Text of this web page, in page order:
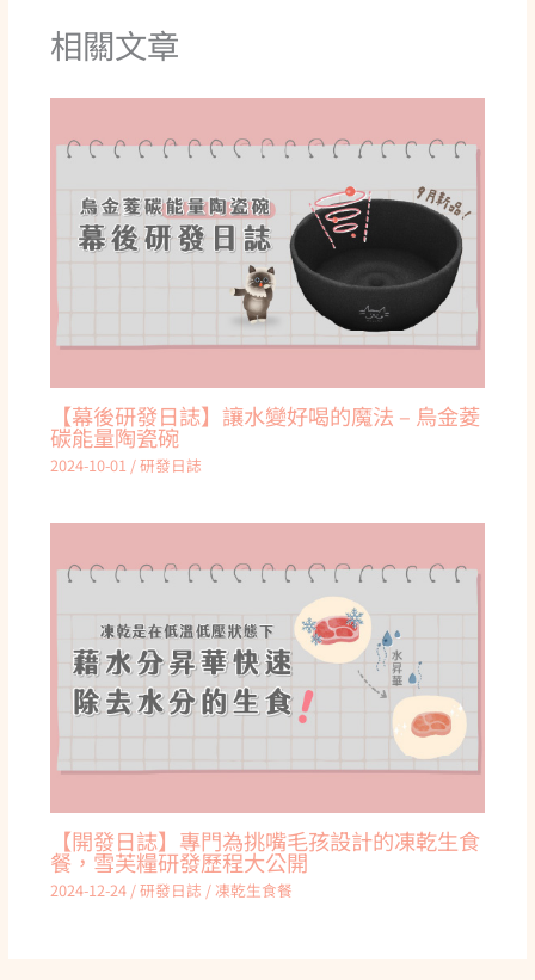
相關文章
【幕後研發日誌】讓水變好喝的魔法 – 烏金菱
碳能量陶瓷碗
2024-10-01 /研發日誌
【開發日誌】專門為挑嘴毛孩設計的凍乾生食
餐，雪芙糧研發歷程大公開
2024-12-24 /研發日誌 /凍乾生食餐